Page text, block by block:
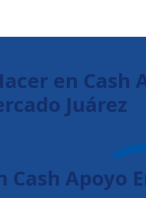
en Cash
Juárez
Apoyo